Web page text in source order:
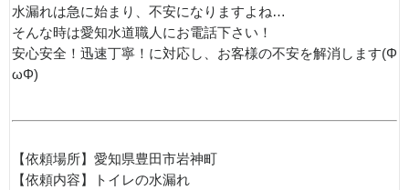
水漏れは急に始まり、不安になりますよね…
そんな時は愛知水道職人にお電話下さい！
安心安全！迅速丁寧！に対応し、お客様の不安を解消します(Φ
ωΦ)
【依頼場所】愛知県豊田市岩神町
【依頼内容】トイレの水漏れ